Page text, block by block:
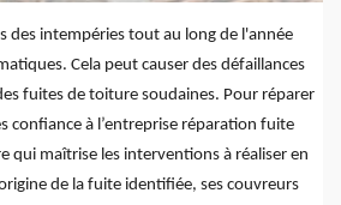
des intempéries tout au long de l'année
Cela peut causer des défaillances
fuites de toiture soudaines. Pour réparer
confiance à l’entreprise réparation fuite
qui maîtrise les interventions à réaliser en
de la fuite identifiée, ses couvreurs